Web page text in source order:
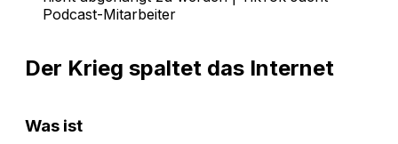
Der Krieg spaltet das Internet
Was ist